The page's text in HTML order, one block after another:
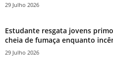
29 Julho 2026
Estudante resgata jovens
cheia de fumaça enquanto
29 Julho 2026